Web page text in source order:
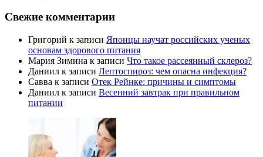
Свежие комментарии
Григорий к записи Японцы научат российских ученых
основам здорового питания
Мария Зимина к записи Что такое рассеянный склероз?
Даниил к записи Лептоспироз: чем опасна инфекция?
Савва к записи Отек Рейнке: причины и симптомы
Даниил к записи Весенний завтрак при правильном
питании